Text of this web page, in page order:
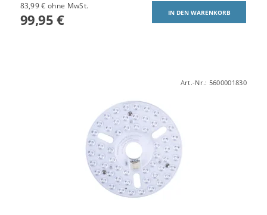
83,99 € ohne MwSt.
99,95 €
Art.-Nr.: 5600001830